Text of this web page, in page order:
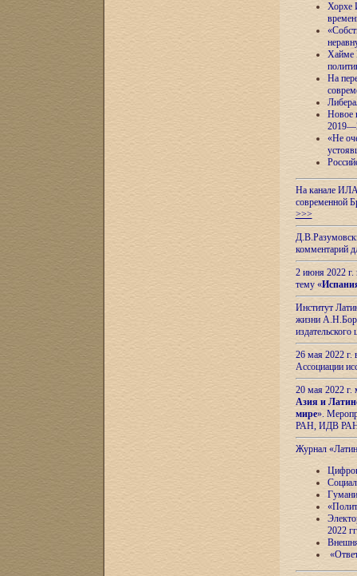
Хорхе
Хайме
На
Новое
«Не
На канале ИЛА
современной
>>>
комментарий
2 июня 2022 г.
тему «
Институт
жизни
26 мая 2022
Ассоциации
20 мая 2022
Азия и
мире».
РАН, ИДВ
Журнал
2022